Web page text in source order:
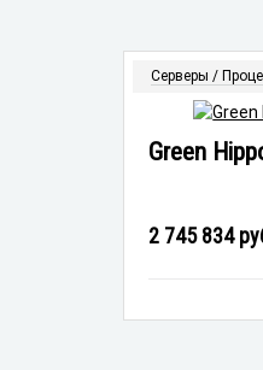
Серверы /
Green
2 745 834